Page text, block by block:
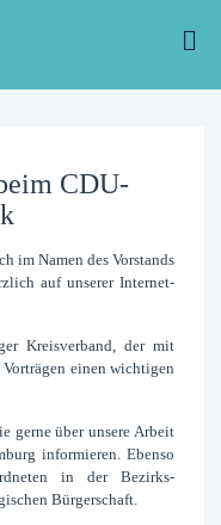
CDU-
im Namen des Vor­stands
auf unserer Internet­
Kreis­verband, der mit
einen wichtigen
gerne über unsere Arbeit
informieren. Ebenso
in der Bezirks­
Bürger­schaft.